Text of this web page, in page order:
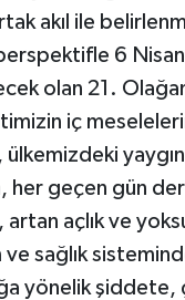
akıl ile
6
olan 21.
iç
her geçen gün
açlık ve
sağlık
yönelik şiddete,